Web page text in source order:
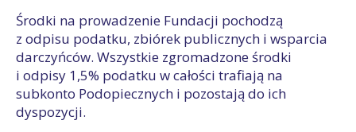
Środki na prowadzenie Fundacji pochodzą
z odpisu podatku, zbiórek publicznych i wsparcia
darczyńców. Wszystkie zgromadzone środki
i odpisy 1,5% podatku w całości trafiają na
subkonto Podopiecznych i pozostają do ich
dyspozycji.